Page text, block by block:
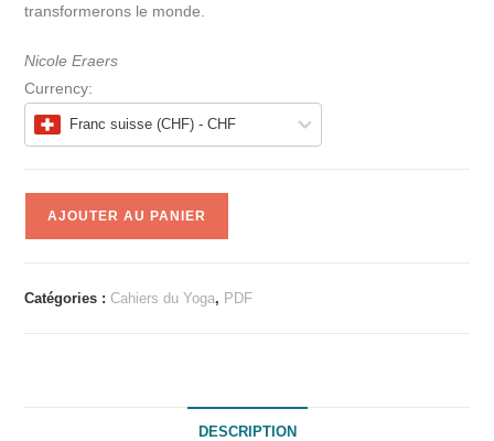
transformerons le monde.
Nicole Eraers
Currency:
Franc suisse (CHF) - CHF
AJOUTER AU PANIER
i
Catégories :Cahiers du Yoga, PDF
DESCRIPTION